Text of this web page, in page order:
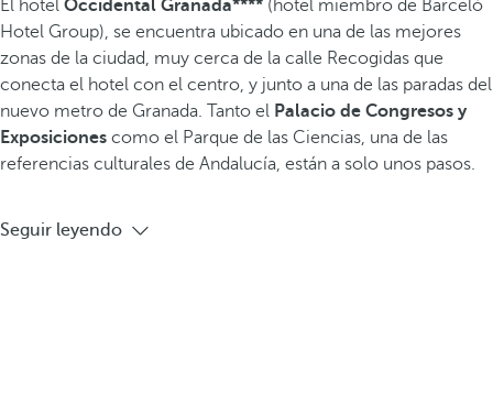
El hotel Occidental Granada**** (hotel miembro de Barceló
Hotel Group), se encuentra ubicado en una de las mejores
zonas de la ciudad, muy cerca de la calle Recogidas que
conecta el hotel con el centro, y junto a una de las paradas del
nuevo metro de Granada. Tanto el Palacio de Congresos y
Exposiciones como el Parque de las Ciencias, una de las
referencias culturales de Andalucía, están a solo unos pasos.
Seguir leyendo